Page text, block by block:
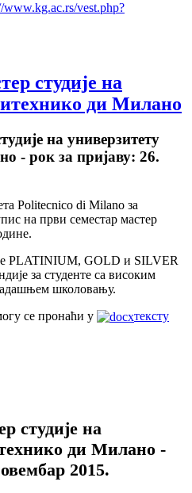
www.kg.ac.rs/vest.php?
студије на
ди Милано
на универзитету
- рок за пријаву: 26.
Politecnico di Milano за
на први семестар мастер
PLATINIUM, GOLD и SILVER
за студенте са високим
школовању.
се пронаћи у
тексту
студије на
ди Милано -
2015.